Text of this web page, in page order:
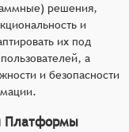
решения,
и
их под
а
и безопасности
Платформы